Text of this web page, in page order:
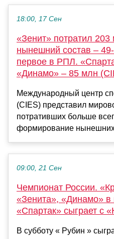
18:00, 17 Сен
«Зенит» потратил
нынешний состав –
первое в РПЛ.
«Динамо» – 85 млн
Международный центр
(CIES) представил
потративших больше
формирование нынешних
09:00, 21 Сен
Чемпионат России.
«Зенита», «Динамо» в
«Спартак» сыграет с
В субботу « Рубин »